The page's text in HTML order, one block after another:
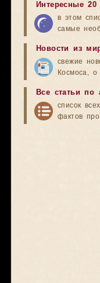
Интересные
в этом
самые
Новости из
свежие
Космоса,
Все статьи по
список
фактов